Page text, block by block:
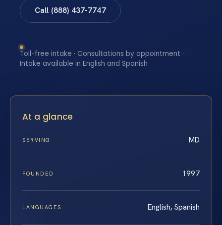
Call (888) 437-7747
Toll-free intake · Consultations by appointment ·
Intake available in English and Spanish
At a glance
SERVING MD
FOUNDED 1997
LANGUAGES English, Spanish